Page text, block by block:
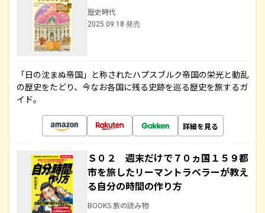
歴史時代
2025.09.18 発売
「日の沈まぬ帝国」と称されたハプスブルク帝国の栄光と動乱
の歴史をたどり、今なお各国に残る史跡を巡る歴史を旅するガ
イド。
詳細を見る
Ｓ０２ 週末だけで７０ヵ国１５９都
市を旅したリーマントラベラーが教え
る自分の時間の作り方
BOOKS 旅の読み物